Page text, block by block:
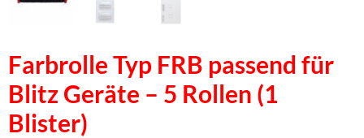
Farbrolle Typ FRB passend für
Blitz Geräte – 5 Rollen (1
Blister)